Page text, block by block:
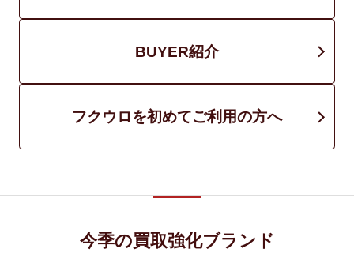
BUYER紹介
フクウロを初めてご利用の方へ
今季の買取強化ブランド